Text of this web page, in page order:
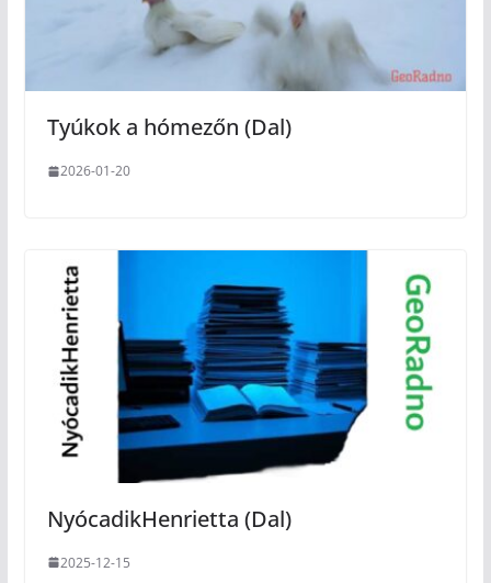
Tyúkok a hómezőn (Dal)
2026-01-20
NyócadikHenrietta (Dal)
2025-12-15